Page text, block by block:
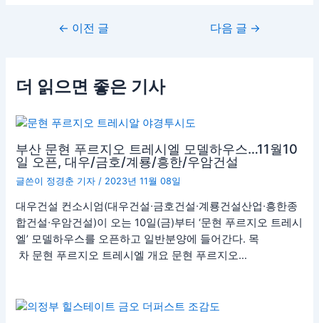
← 이전 글 다음 글 →
더 읽으면 좋은 기사
부산 문현 푸르지오 트레시엘 모델하우스…11월10
일 오픈, 대우/금호/계룡/흥한/우암건설
글쓴이 정경춘 기자 / 2023년 11월 08일
대우건설 컨소시엄(대우건설∙금호건설∙계룡건설산업∙흥한종
합건설∙우암건설)이 오는 10일(금)부터 ‘문현 푸르지오 트레시
엘’ 모델하우스를 오픈하고 일반분양에 들어간다. 목
차 문현 푸르지오 트레시엘 개요 문현 푸르지오…